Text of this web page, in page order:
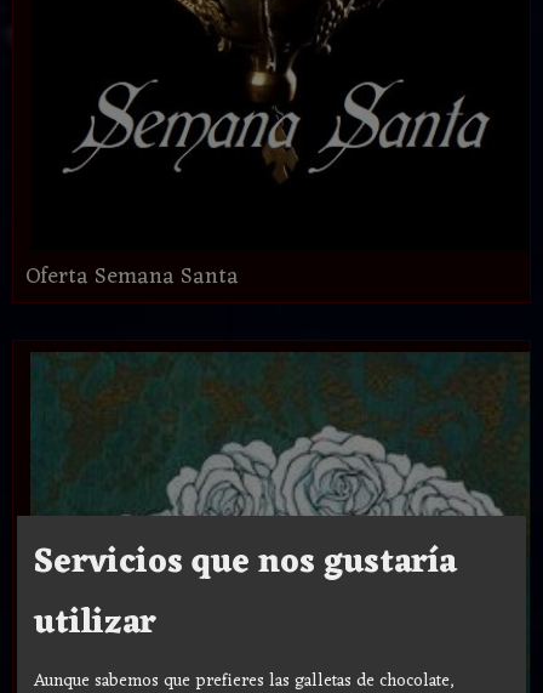
Oferta Semana Santa
Servicios que nos gustaría
utilizar
Aunque sabemos que prefieres las galletas de chocolate,